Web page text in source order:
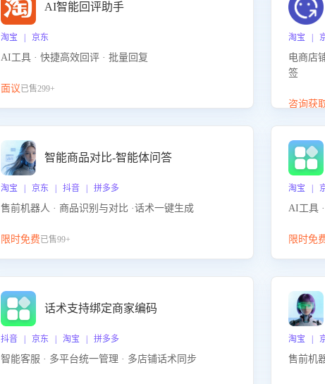
AI智能回评助手
淘宝 | 京东
AI工具 · 快捷高效回评 · 批量回复
面议已售299+
淘宝 |
电商店
签
咨询获
智能商品对比-智能体问答
淘宝 | 京东 | 抖音 | 拼多多
售前机器人 · 商品识别与对比 ·话术一键生成
限时免费已售99+
淘宝 |
AI工具
限时免
话术支持绑定商家编码
抖音 | 京东 | 淘宝 | 拼多多
智能客服 · 多平台统一管理 · 多店铺话术同步
淘宝 |
售前机